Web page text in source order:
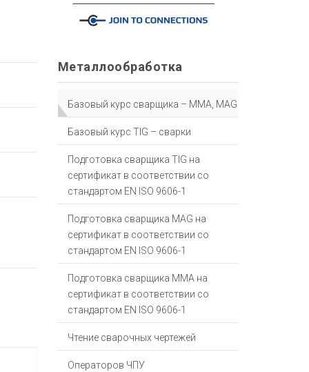
Металлообработка
Базовый курс сварщика – MMA, MAG
Базовый курс TIG – сварки
Подготовка сварщика TIG на
сертификат в соответствии со
стандартом EN ISO 9606-1
Подготовка сварщика МАG на
сертификат в соответствии со
стандартом EN ISO 9606-1
Подготовка сварщика ММА на
сертификат в соответствии со
стандартом EN ISO 9606-1
Чтение сварочных чертежей
Операторов ЧПУ